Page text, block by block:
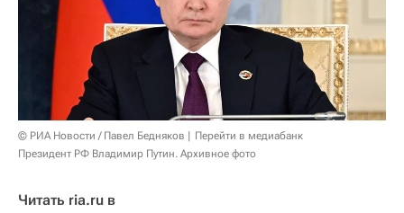
© РИА Новости / Павел Бедняков
Перейти в медиабанк
Президент РФ Владимир Путин. Архивное фото
Читать ria.ru в